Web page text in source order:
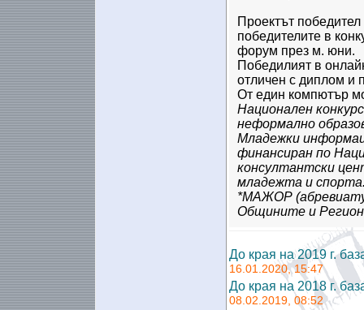
Проектът
победителите в
форум през м. юни.
Победилият в
отличен с диплом и
От един компютър
Национален
неформално
Младежки
финансиран по
консултантски
младежта и
*МАЖОР
Общините и
До края на 2019 г.
16.01.2020, 15:47
До края на 2018 г.
08.02.2019, 08:52